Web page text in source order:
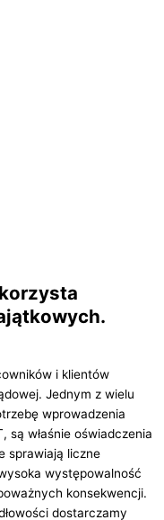
i klientów
Jednym z wielu
wprowadzenia
są właśnie oświadczenia
sprawiają liczne
występowalność
konsekwencji.
dostarczamy